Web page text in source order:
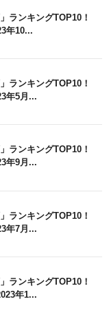
ランキングTOP10！
年10...
ランキングTOP10！
年5月...
ランキングTOP10！
年9月...
ランキングTOP10！
年7月...
ランキングTOP10！
年1...